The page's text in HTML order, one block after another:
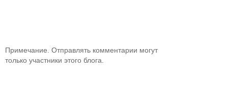
Примечание. Отправлять комментарии могут
только участники этого блога.